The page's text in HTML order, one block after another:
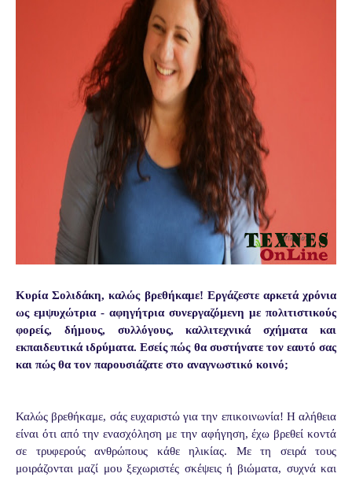
Κυρία Σολιδάκη, καλώς βρεθήκαμε! Εργάζεστε αρκετά χρόνια
ως εμψυχώτρια - αφηγήτρια συνεργαζόμενη με πολιτιστικούς
φορείς, δήμους, συλλόγους, καλλιτεχνικά σχήματα και
εκπαιδευτικά ιδρύματα. Εσείς πώς θα συστήνατε τον εαυτό σας
και πώς θα τον παρουσιάζατε στο αναγνωστικό κοινό;
Καλώς βρεθήκαμε, σάς ευχαριστώ για την επικοινωνία! Η αλήθεια
είναι ότι από την ενασχόληση με την αφήγηση, έχω βρεθεί κοντά
σε τρυφερούς ανθρώπους κάθε ηλικίας. Με τη σειρά τους
μοιράζονται μαζί μου ξεχωριστές σκέψεις ή βιώματα, συχνά και